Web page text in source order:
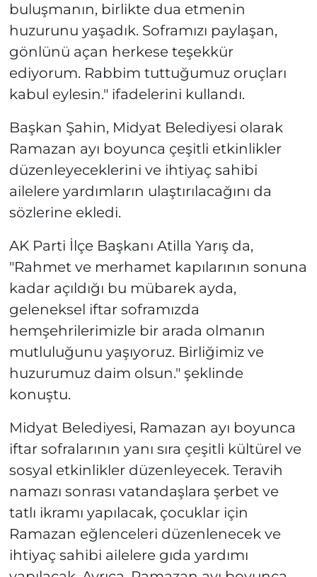
buluşmanın, birlikte dua etmenin
huzurunu yaşadık. Soframızı paylaşan,
gönlünü açan herkese teşekkür
ediyorum. Rabbim tuttuğumuz oruçları
kabul eylesin." ifadelerini kullandı.
Başkan Şahin, Midyat Belediyesi olarak
Ramazan ayı boyunca çeşitli etkinlikler
düzenleyeceklerini ve ihtiyaç sahibi
ailelere yardımların ulaştırılacağını da
sözlerine ekledi.
AK Parti İlçe Başkanı Atilla Yarış da,
"Rahmet ve merhamet kapılarının sonuna
kadar açıldığı bu mübarek ayda,
geleneksel iftar soframızda
hemşehrilerimizle bir arada olmanın
mutluluğunu yaşıyoruz. Birliğimiz ve
huzurumuz daim olsun." şeklinde
konuştu.
Midyat Belediyesi, Ramazan ayı boyunca
iftar sofralarının yanı sıra çeşitli kültürel ve
sosyal etkinlikler düzenleyecek. Teravih
namazı sonrası vatandaşlara şerbet ve
tatlı ikramı yapılacak, çocuklar için
Ramazan eğlenceleri düzenlenecek ve
ihtiyaç sahibi ailelere gıda yardımı